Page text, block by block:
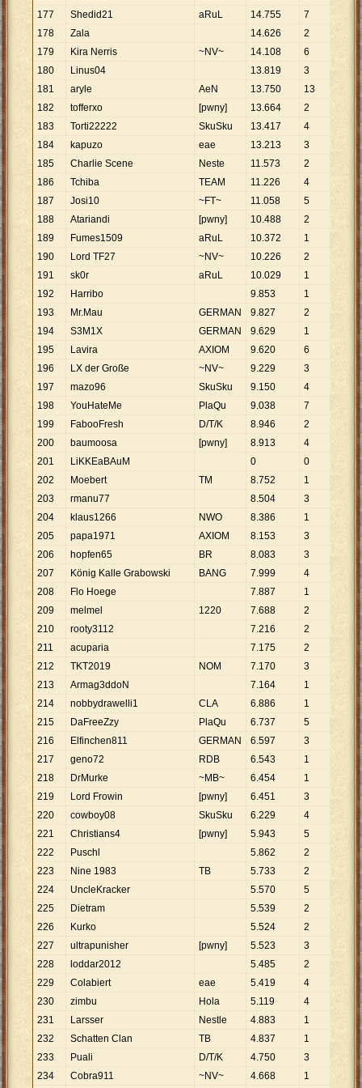
177
Shedid21 aRuL 14.755 7 2
178
Zala 14.626 2
179
Kira Nerris ~NV~ 14.108 6 2
180
Linus04 13.819 3
181
aryle AeN 13.750 13
182
tofferxo [pwny] 13.664 2
183
Torti22222 SkuSku 13.417 4 3
184
kapuzo eae 13.213 3 4
185
Charlie Scene Neste 11.573 2
186
Tchiba TEAM 11.226 4 2
187
Josi10 ~FT~ 11.058 5
188
Atariandi [pwny] 10.488 2
189
Fumes1509 aRuL 10.372 1
190
Lord TF27 ~NV~ 10.226 2 5
191
sk0r aRuL 10.029 1
192
Harribo 9.853 1 9
193
Mr.Mau GERMAN 9.827 2
194
S3M1X GERMAN 9.629 1
195
Lavira AXIOM 9.620 6
196
LX der Große ~NV~ 9.229 3 3
197
mazo96 SkuSku 9.150 4 2
198
YouHateMe PlaQu 9.038 7
199
FabooFresh D/T/K 8.946 2 4
200
baumoosa [pwny] 8.913 4
201
LiKKEaBAuM 0
0
202
Moebert TM 8.752 1
203
rmanu77 8.504 3 2
204
klaus1266 NWO 8.386 1
205
papa1971 AXIOM 8.153 3 2
206
hopfen65 BR 8.083 3
207
König Kalle Grabowski BANG 7.999 4
208
Flo Hoege 7.887 1
209
melmel 1220 7.688 2 3
210
rooty3112 7.216 2 3
211
acuparia 7.175 2
212
TKT2019 NOM 7.170 3 2
213
Armag3ddoN 7.164 1
214
nobbydrawelli1 CLA 6.886 1
215
DaFreeZzy PlaQu 6.737 5
216
Elfinchen811 GERMAN 6.597 3 2
217
geno72 RDB 6.543 1
218
DrMurke ~MB~ 6.454 1
219
Lord Frowin [pwny] 6.451 3
220
cowboy08 SkuSku 6.229 4
221
Christians4 [pwny] 5.943 5
222
Puschl 5.862 2 2
223
Nine 1983 TB 5.733 2 2
224
UncleKracker 5.570 5
225
Dietram 5.539 2 2
226
Kurko 5.524 2
227
ultrapunisher [pwny] 5.523 3
228
loddar2012 5.485 2
229
Colabiert eae 5.419 4
230
zimbu Hola 5.119 4
231
Larsser Nestle 4.883 1
232
Schatten Clan TB 4.837 1
233
Puali D/T/K 4.750 3
234
Cobra911 ~NV~ 4.668 1